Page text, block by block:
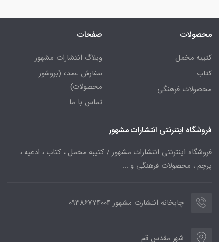
محصولات
کتیبه مخمل
کتاب
محصولات فرهنگی
صفحات
وبلاگ انتشارات مشهور
سفارش عمده (بروشور
محصولات)
تماس با ما
فروشگاه اینترنتی انتشارات مشهور
فروشگاه اینترنتی انتشارات مشهور / کتیبه مخمل ، کتاب ، ادعیه ،
پرچم ، محصولات فرهنگی و ...
چاپخانه انتشارت مشهور 09386774004
شهر مقدس قم